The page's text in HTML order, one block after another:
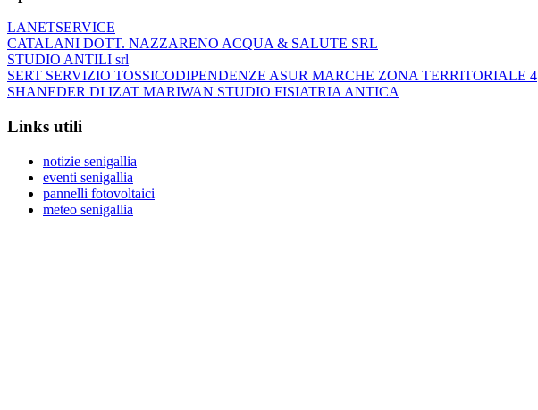
LANETSERVICE
CATALANI DOTT. NAZZARENO ACQUA & SALUTE SRL
STUDIO ANTILI srl
SERT SERVIZIO TOSSICODIPENDENZE ASUR MARCHE ZONA TERRITORIALE 4
SHANEDER DI IZAT MARIWAN STUDIO FISIATRIA ANTICA
Links utili
notizie senigallia
eventi senigallia
pannelli fotovoltaici
meteo senigallia